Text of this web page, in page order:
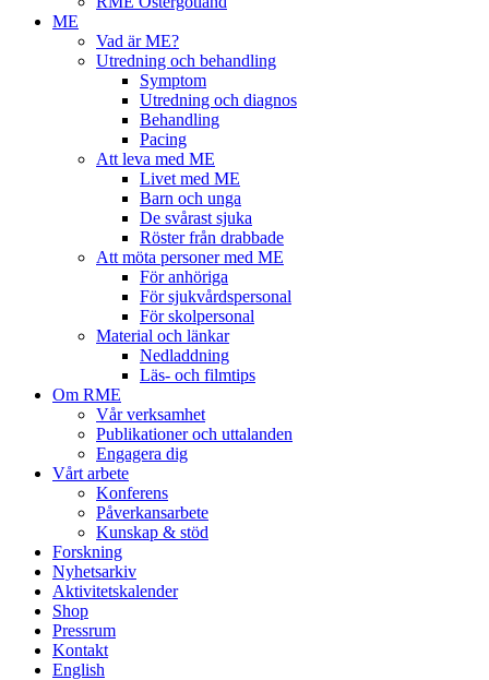
ME
Vad är ME?
Utredning och behandling
Symptom
Utredning och diagnos
Behandling
Pacing
Att leva med ME
Livet med ME
Barn och unga
De svårast sjuka
Röster från drabbade
Att möta personer med ME
För anhöriga
För sjukvårdspersonal
För skolpersonal
Material och länkar
Nedladdning
Läs- och filmtips
Om RME
Vår verksamhet
Publikationer och uttalanden
Engagera dig
Vårt arbete
Konferens
Påverkansarbete
Kunskap & stöd
Forskning
Nyhetsarkiv
Aktivitetskalender
Shop
Pressrum
Kontakt
English